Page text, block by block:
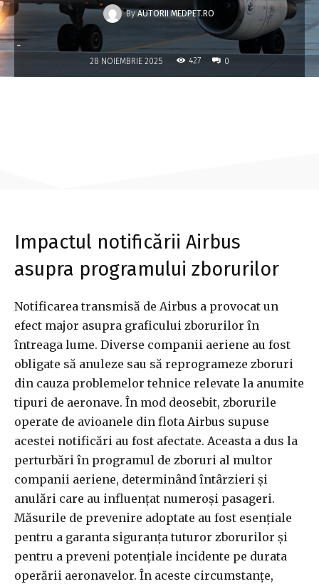
By AUTORII MEDPET.RO
-
28 NOIEMBRIE 2025 427 0
Impactul notificării Airbus
asupra programului zborurilor
Notificarea transmisă de Airbus a provocat un
efect major asupra graficului zborurilor în
întreaga lume. Diverse companii aeriene au fost
obligate să anuleze sau să reprogrameze zboruri
din cauza problemelor tehnice relevate la anumite
tipuri de aeronave. În mod deosebit, zborurile
operate de avioanele din flota Airbus supuse
acestei notificări au fost afectate. Aceasta a dus la
perturbări în programul de zboruri al multor
companii aeriene, determinând întârzieri și
anulări care au influențat numeroși pasageri.
Măsurile de prevenire adoptate au fost esențiale
pentru a garanta siguranța tuturor zborurilor și
pentru a preveni potențiale incidente pe durata
operării aeronavelor. În aceste circumstanțe,